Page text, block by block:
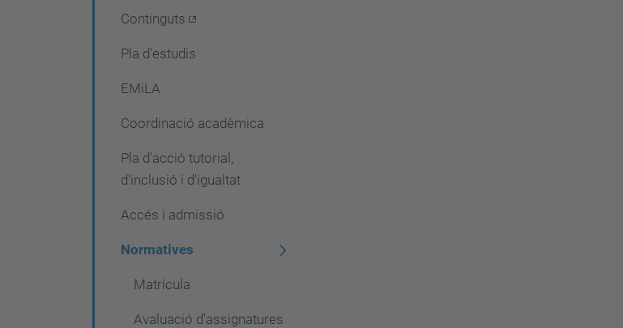
Continguts
Pla d'estudis
EMiLA
Coordinació acadèmica
Pla d'acció tutorial,
d'inclusió i d'igualtat
Accés i admissió
Normatives
Matrícula
Avaluació d'assignatures